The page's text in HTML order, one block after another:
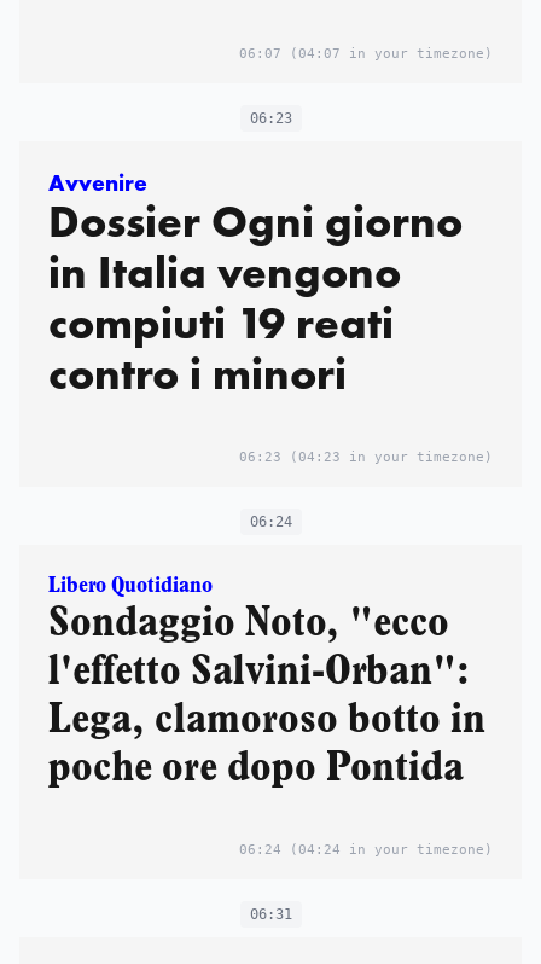
06:07 (04:07 in your timezone)
06:23
Avvenire
Dossier Ogni giorno
in Italia vengono
compiuti 19 reati
contro i minori
06:23 (04:23 in your timezone)
06:24
Libero Quotidiano
Sondaggio Noto, "ecco
l'effetto Salvini-Orban":
Lega, clamoroso botto in
poche ore dopo Pontida
06:24 (04:24 in your timezone)
06:31